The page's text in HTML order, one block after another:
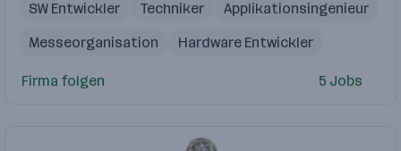
SW Entwickler Techniker
Applikationsingenieur
Messeorganisation
Hardware Entwickler
Firma folgen 5 Jobs